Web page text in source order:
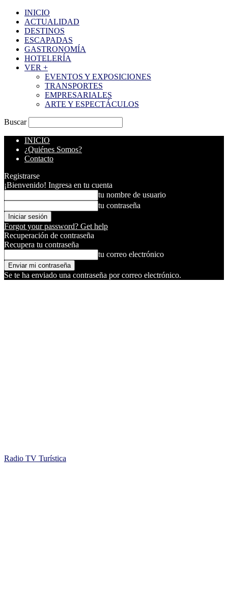
INICIO
ACTUALIDAD
DESTINOS
ESCAPADAS
GASTRONOMÍA
HOTELERÍA
VER +
EVENTOS Y EXPOSICIONES
TRANSPORTES
EMPRESARIALES
ARTE Y ESPECTÁCULOS
Buscar
INICIO
¿Quiénes Somos?
Contacto
Registrarse
¡Bienvenido! Ingresa en tu cuenta
tu nombre de usuario
tu contraseña
Forgot your password? Get help
Recuperación de contraseña
Recupera tu contraseña
tu correo electrónico
Se te ha enviado una contraseña por correo electrónico.
Radio TV Turística